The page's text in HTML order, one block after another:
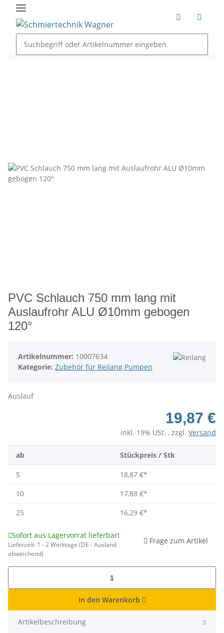
PVC Schlauch 750 mm lang mit
Auslaufrohr ALU Ø10mm gebogen
120°
Artikelnummer: 10007634
Kategorie: Zubehör für Reilang Pumpen
Auslauf
19,87 €
inkl. 19% USt. , zzgl. Versand
ab Stückpreis / Stk
5 18,87 €*
10
17,88 €*
25
16,29 €*
Sofort aus Lagervorrat lieferbar!
Lieferzeit: 1 - 2 Werktage (DE - Ausland
abweichend)
Frage zum Artikel
In den Warenkorb
Artikelbeschreibung